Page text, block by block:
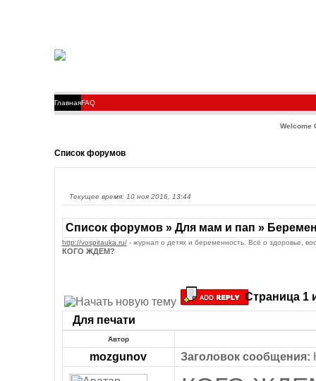
ГлавнаяFAQ
Welcome
Список форумов
Текущее время: 10 ноя 2016, 13:44
Список форумов » Для мам и пап »
http://vospitauka.ru/- журнал о детях и беременность. Всё о здоровье,
КОГО ЖДЕМ?
Страница 1
Для печати
Автор
mozgunov Заголовок сообщения: